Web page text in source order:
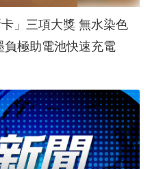
大獎 無水染色
源 天然石墨負極助電池快速充電